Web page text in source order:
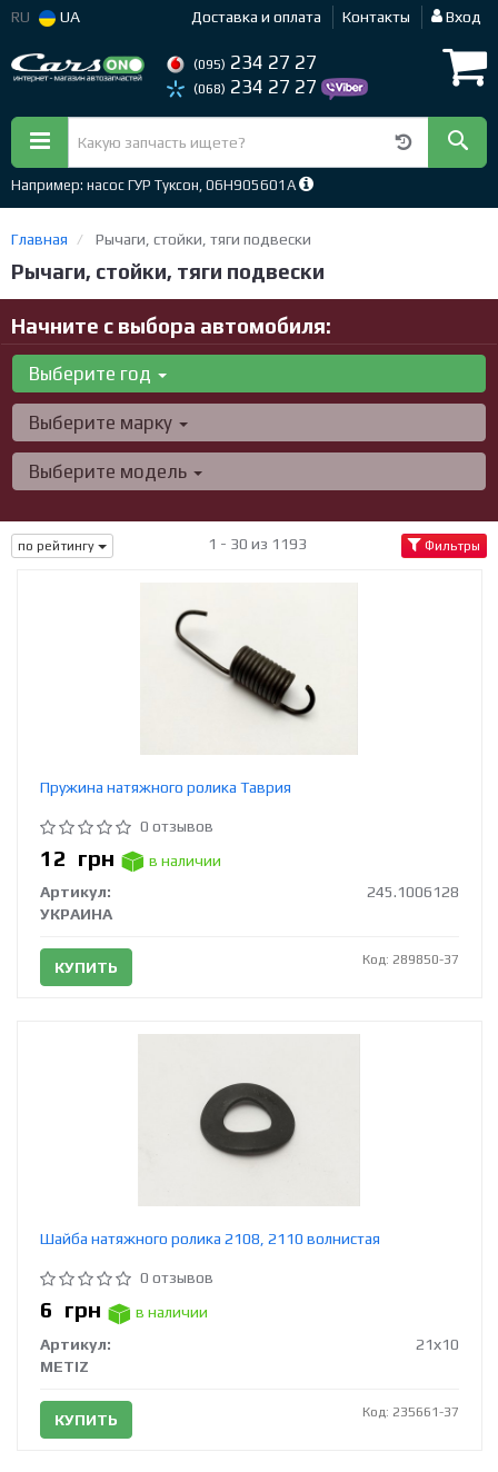
RU UA Доставка и оплата Контакты Вход
(095) 234 27 27
(068) 234 27 27
Например: насос ГУР Туксон, 06H905601A
Главная Рычаги, стойки, тяги подвески
Рычаги, стойки, тяги подвески
Начните с выбора автомобиля:
Выберите год
Выберите марку
Выберите модель
по рейтингу 1 - 30 из 1193 Фильтры
Пружина натяжного ролика Таврия
0 отзывов
12 грн
в наличии
Артикул:
245.1006128
УКРАИНА
КУПИТЬ Код: 289850-37
Шайба натяжного ролика 2108, 2110 волнистая
0 отзывов
6 грн
в наличии
Артикул:
21х10
METIZ
КУПИТЬ Код: 235661-37